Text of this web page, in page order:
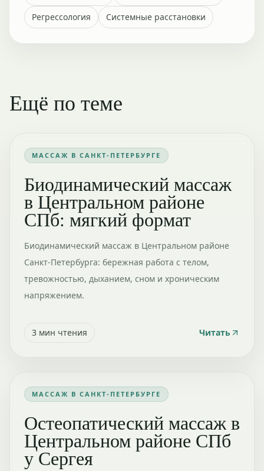
Регрессология
Системные расстановки
Ещё по теме
МАССАЖ В САНКТ-ПЕТЕРБУРГЕ
Биодинамический массаж
в Центральном районе
СПб: мягкий формат
Биодинамический массаж в Центральном районе
Санкт-Петербурга: бережная работа с телом,
тревожностью, дыханием, сном и хроническим
напряжением.
3 мин чтения Читать
МАССАЖ В САНКТ-ПЕТЕРБУРГЕ
Остеопатический массаж в
Центральном районе СПб
у Сергея